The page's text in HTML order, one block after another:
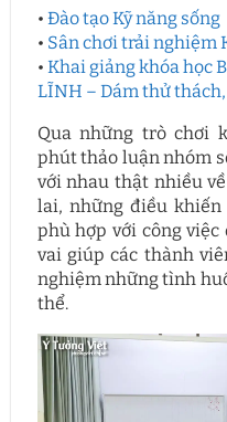
• Đào tạo Kỹ năng sống
• Sân chơi trải nghiệm
• Khai giảng khóa học
LĨNH – Dám thử
Qua những trò chơi
phút thảo luận nhóm
với nhau thật nhiều
lai, những điều
phù hợp với công việc
vai giúp các thành
nghiệm những tình
thể.